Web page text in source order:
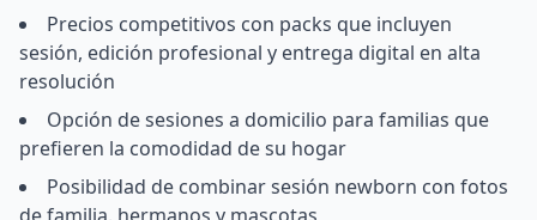
Precios competitivos con packs que incluyen
sesión, edición profesional y entrega digital en alta
resolución
Opción de sesiones a domicilio para familias que
prefieren la comodidad de su hogar
Posibilidad de combinar sesión newborn con fotos